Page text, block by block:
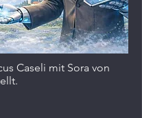
Caseli mit Sora von